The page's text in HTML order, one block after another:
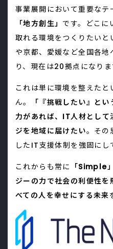
事業展開において重要な
「地方創生」 です。どこに
取れる環境をつくりたい
や京都、愛媛など全国各
り、現在は20拠点になりま
これは単に環境を整えた
ん。
「『挑戦したい』と
力があれば、IT人材とし
ジを地域に届けたい。その
したIT支援体制を強固にし
これからも常に 「Simple
ジーの力で社会の利便性
べての人を幸せにする未来